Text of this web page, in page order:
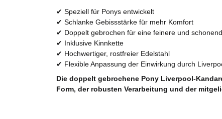
✔ Speziell für Ponys entwickelt
✔ Schlanke Gebissstärke für mehr Komfort
✔ Doppelt gebrochen für eine feinere und
✔ Inklusive Kinnkette
✔ Hochwertiger, rostfreier Edelstahl
✔ Flexible Anpassung der Einwirkung durch
Die doppelt gebrochene Pony Liverpool-
Form, der robusten Verarbeitung und der